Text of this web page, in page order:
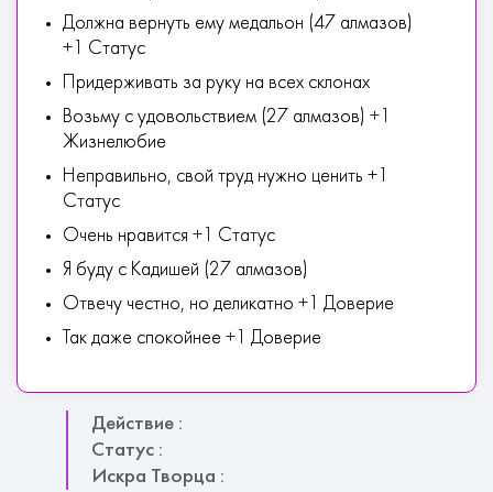
Должна вернуть ему медальон (47 алмазов)
+1 Статус
Придерживать за руку на всех склонах
Возьму с удовольствием (27 алмазов) +1
Жизнелюбие
Неправильно, свой труд нужно ценить +1
Статус
Очень нравится +1 Статус
Я буду с Кадишей (27 алмазов)
Отвечу честно, но деликатно +1 Доверие
Так даже спокойнее +1 Доверие
Действие :
Статус :
Искра Творца :